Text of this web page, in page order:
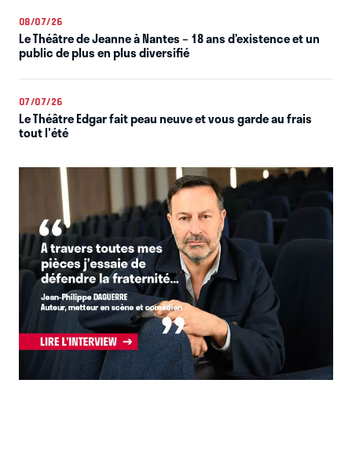
08/07/26
Le Théâtre de Jeanne à Nantes – 18 ans d’existence et un
public de plus en plus diversifié
07/07/26
Le Théâtre Edgar fait peau neuve et vous garde au frais
tout l'été